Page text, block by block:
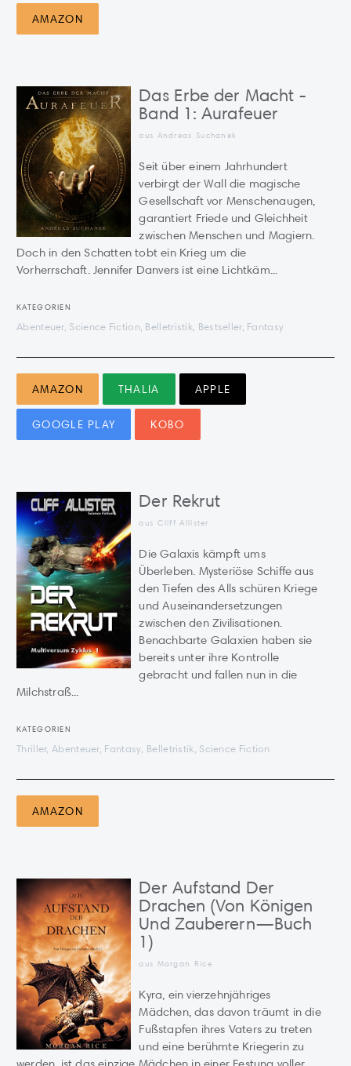
AMAZON
Das Erbe der Macht -
Band 1: Aurafeuer
aus Andreas Suchanek
Seit über einem Jahrhundert
verbirgt der Wall die magische
Gesellschaft vor Menschenaugen,
garantiert Friede und Gleichheit
zwischen Menschen und Magiern.
Doch in den Schatten tobt ein Krieg um die
Vorherrschaft. Jennifer Danvers ist eine Lichtkäm...
KATEGORIEN
Abenteuer, Science Fiction, Belletristik, Bestseller, Fantasy
AMAZON THALIA APPLE
GOOGLE PLAY KOBO
Der Rekrut
aus Cliff Allister
Die Galaxis kämpft ums
Überleben. Mysteriöse Schiffe aus
den Tiefen des Alls schüren Kriege
und Auseinandersetzungen
zwischen den Zivilisationen.
Benachbarte Galaxien haben sie
bereits unter ihre Kontrolle
gebracht und fallen nun in die
Milchstraß...
KATEGORIEN
Thriller, Abenteuer, Fantasy, Belletristik, Science Fiction
AMAZON
Der Aufstand Der
Drachen (Von Königen
Und Zauberern—Buch
1)
aus Morgan Rice
Kyra, ein vierzehnjähriges
Mädchen, das davon träumt in die
Fußstapfen ihres Vaters zu treten
und eine berühmte Kriegerin zu